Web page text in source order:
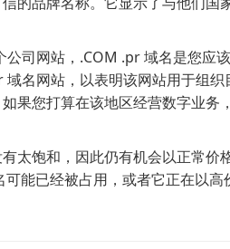
司网站，.COM .pr 域名是您应
名网站，以表明该网站用于组
果您打算在该地区经营数字业务
太饱和，因此仍有机会以正常价
能已经被占用，或者它正在以高